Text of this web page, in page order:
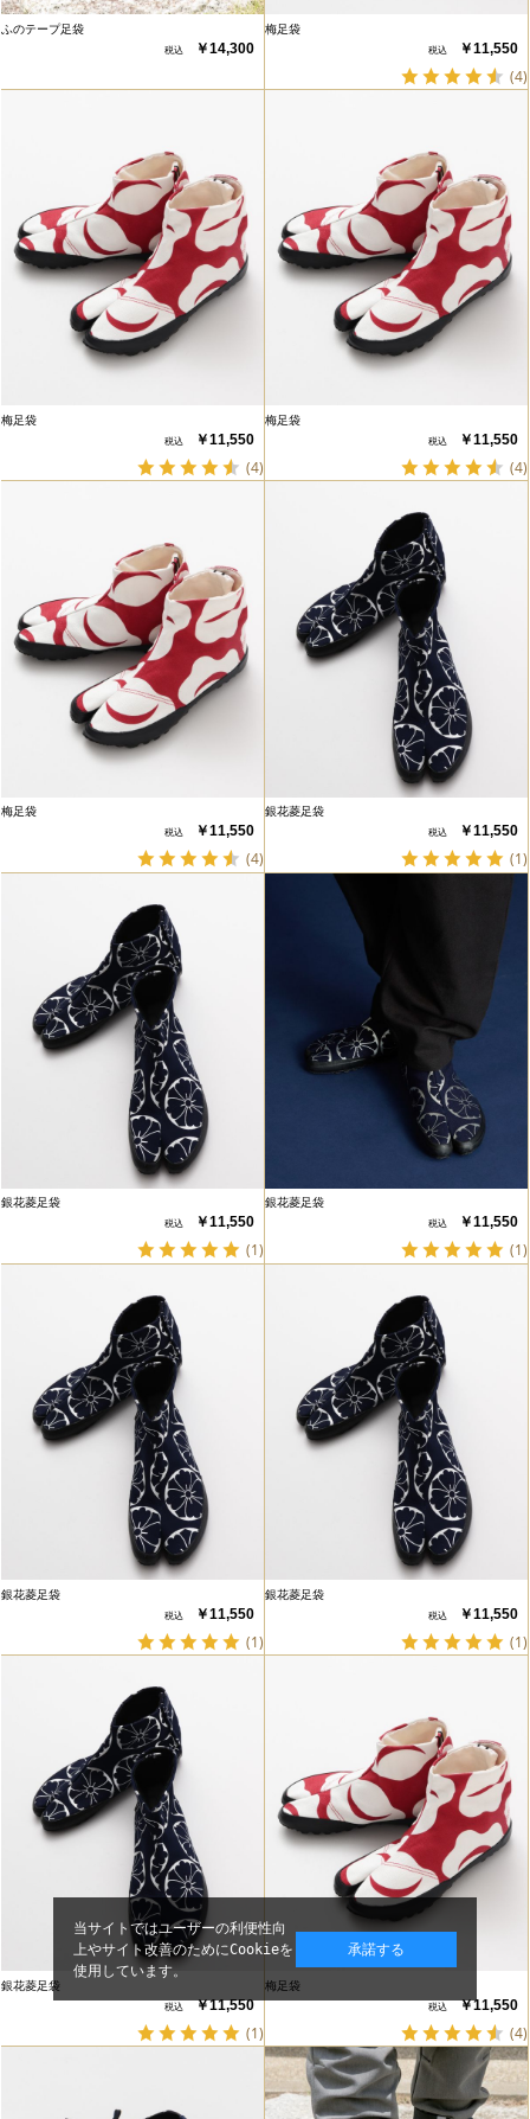
ふのテープ足袋
￥14,300
梅足袋
￥11,550
(4)
梅足袋
￥11,550
(4)
梅足袋
￥11,550
(4)
梅足袋
￥11,550
(4)
銀花菱足袋
￥11,550
(1)
銀花菱足袋
￥11,550
(1)
銀花菱足袋
￥11,550
(1)
銀花菱足袋
￥11,550
(1)
銀花菱足袋
￥11,550
(1)
銀花菱足袋
￥11,550
(1)
梅足袋
￥11,550
(4)
当サイトではユーザーの利便性向
上やサイト改善のためにCookieを
使用しています。
承諾する